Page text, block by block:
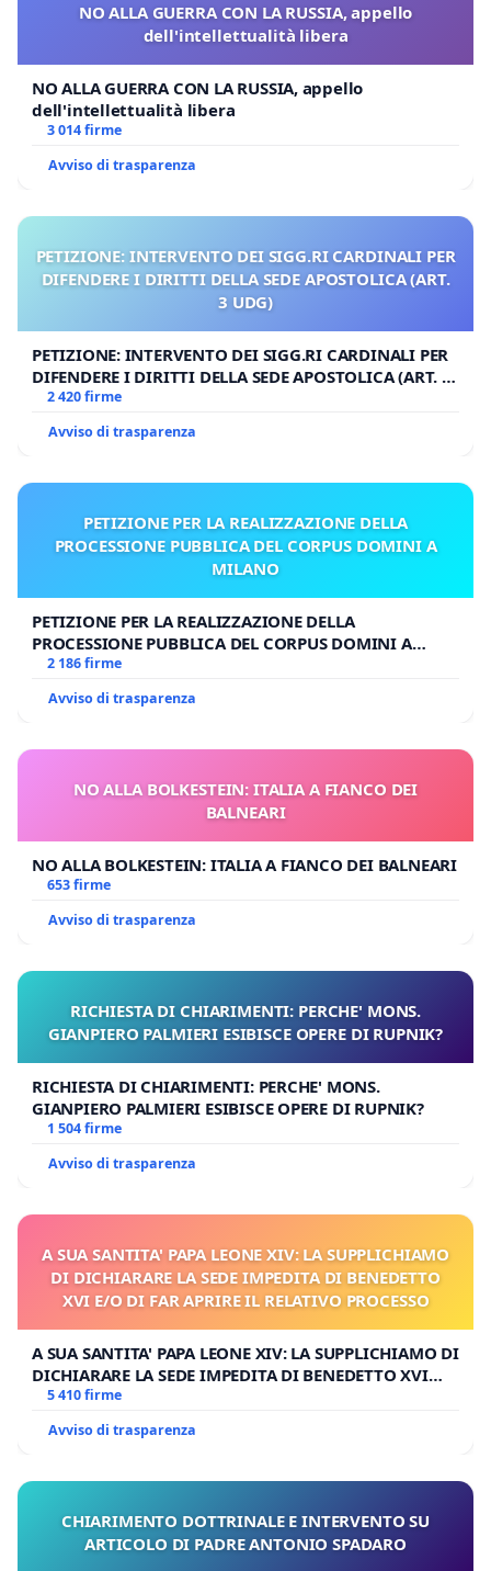
NO ALLA GUERRA CON LA RUSSIA, appello
dell'intellettualità libera
NO ALLA GUERRA CON LA RUSSIA, appello
dell'intellettualità libera
3 014 firme
Avviso di trasparenza
PETIZIONE: INTERVENTO DEI SIGG.RI CARDINALI PER
DIFENDERE I DIRITTI DELLA SEDE APOSTOLICA (ART.
3 UDG)
PETIZIONE: INTERVENTO DEI SIGG.RI CARDINALI PER
DIFENDERE I DIRITTI DELLA SEDE APOSTOLICA (ART. 3
UDG)
2 420 firme
Avviso di trasparenza
PETIZIONE PER LA REALIZZAZIONE DELLA
PROCESSIONE PUBBLICA DEL CORPUS DOMINI A
MILANO
PETIZIONE PER LA REALIZZAZIONE DELLA
PROCESSIONE PUBBLICA DEL CORPUS DOMINI A
MILANO
2 186 firme
Avviso di trasparenza
NO ALLA BOLKESTEIN: ITALIA A FIANCO DEI
BALNEARI
NO ALLA BOLKESTEIN: ITALIA A FIANCO DEI BALNEARI
653 firme
Avviso di trasparenza
RICHIESTA DI CHIARIMENTI: PERCHE' MONS.
GIANPIERO PALMIERI ESIBISCE OPERE DI RUPNIK?
RICHIESTA DI CHIARIMENTI: PERCHE' MONS.
GIANPIERO PALMIERI ESIBISCE OPERE DI RUPNIK?
1 504 firme
Avviso di trasparenza
A SUA SANTITA' PAPA LEONE XIV: LA SUPPLICHIAMO
DI DICHIARARE LA SEDE IMPEDITA DI BENEDETTO
XVI E/O DI FAR APRIRE IL RELATIVO PROCESSO
A SUA SANTITA' PAPA LEONE XIV: LA SUPPLICHIAMO DI
DICHIARARE LA SEDE IMPEDITA DI BENEDETTO XVI
E/O DI FAR APRIRE IL RELATIVO PROCESSO
5 410 firme
Avviso di trasparenza
CHIARIMENTO DOTTRINALE E INTERVENTO SU
ARTICOLO DI PADRE ANTONIO SPADARO